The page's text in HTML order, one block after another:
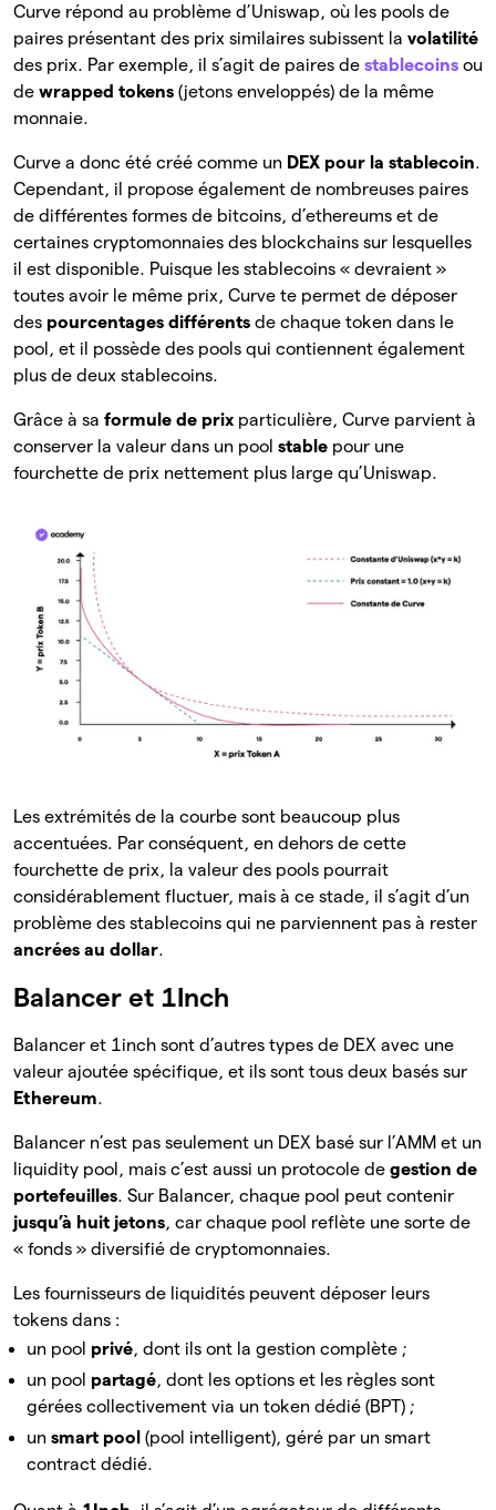
Curve répond au problème d’Uniswap, où les pools de
paires présentant des prix similaires subissent la volatilité
des prix. Par exemple, il s’agit de paires de stablecoins ou
de wrapped tokens (jetons enveloppés) de la même
monnaie.
Curve a donc été créé comme un DEX pour la stablecoin.
Cependant, il propose également de nombreuses paires
de différentes formes de bitcoins, d’ethereums et de
certaines cryptomonnaies des blockchains sur lesquelles
il est disponible. Puisque les stablecoins « devraient »
toutes avoir le même prix, Curve te permet de déposer
des pourcentages différents de chaque token dans le
pool, et il possède des pools qui contiennent également
plus de deux stablecoins.
Grâce à sa formule de prix particulière, Curve parvient à
conserver la valeur dans un pool stable pour une
fourchette de prix nettement plus large qu’Uniswap.
Les extrémités de la courbe sont beaucoup plus
accentuées. Par conséquent, en dehors de cette
fourchette de prix, la valeur des pools pourrait
considérablement fluctuer, mais à ce stade, il s’agit d’un
problème des stablecoins qui ne parviennent pas à rester
ancrées au dollar.
Balancer et 1Inch
Balancer et 1inch sont d’autres types de DEX avec une
valeur ajoutée spécifique, et ils sont tous deux basés sur
Ethereum.
Balancer n’est pas seulement un DEX basé sur l’AMM et un
liquidity pool, mais c’est aussi un protocole de gestion de
portefeuilles. Sur Balancer, chaque pool peut contenir
jusqu’à huit jetons, car chaque pool reflète une sorte de
« fonds » diversifié de cryptomonnaies.
Les fournisseurs de liquidités peuvent déposer leurs
tokens dans :
un pool privé, dont ils ont la gestion complète ;
un pool partagé, dont les options et les règles sont
gérées collectivement via un token dédié (BPT) ;
un smart pool (pool intelligent), géré par un smart
contract dédié.